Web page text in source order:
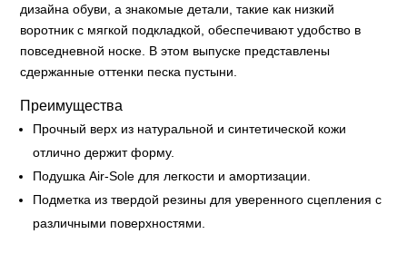
дизайна обуви, а знакомые детали, такие как низкий
воротник с мягкой подкладкой, обеспечивают удобство в
повседневной носке. В этом выпуске представлены
сдержанные оттенки песка пустыни.
Преимущества
Прочный верх из натуральной и синтетической кожи
отлично держит форму.
Подушка Air-Sole для легкости и амортизации.
Подметка из твердой резины для уверенного сцепления с
различными поверхностями.